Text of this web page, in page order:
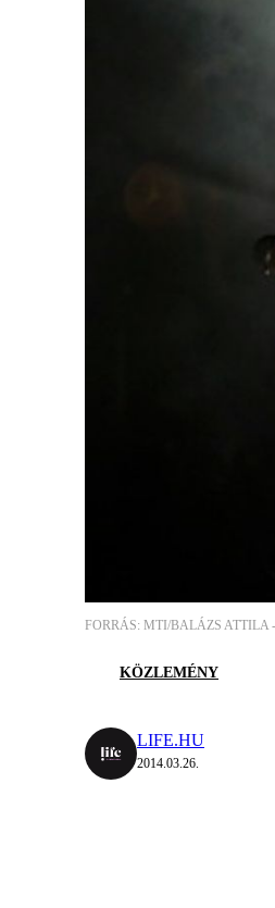
FORRÁS: MTI/BALÁZS ATTILA -
KÖZLEMÉNY
LIFE.HU
2014.03.26.